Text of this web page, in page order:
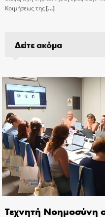
Κοιμήσεως της[…]
Δείτε ακόμα
Τεχνητή Νοημοσύνη